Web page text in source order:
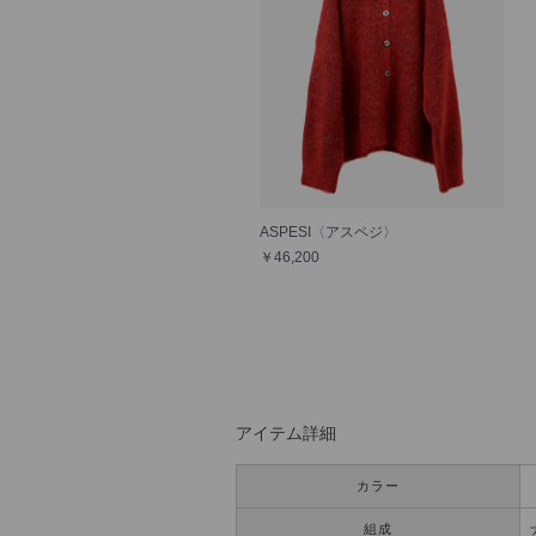
ASPESI〈アスペジ〉
￥46,200
アイテム詳細
カラー
組成